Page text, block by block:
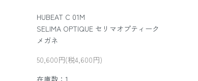
HUBEAT C 01M
SELIMA OPTIQUE セリマオプティーク
メガネ
50,600円(税4,600円)
在庫数：1